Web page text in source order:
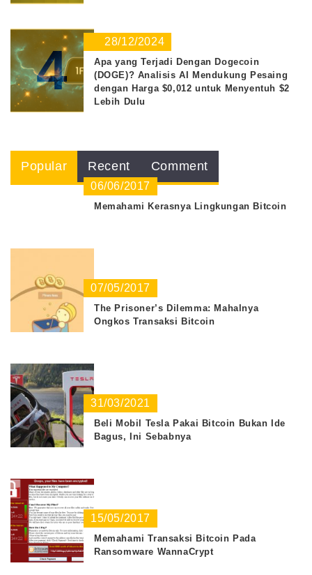
4 28/12/2024
Apa yang Terjadi Dengan Dogecoin
(DOGE)? Analisis AI Mendukung Pesaing
dengan Harga $0,012 untuk Menyentuh $2
Lebih Dulu
Popular Recent Comment
06/06/2017
Memahami Kerasnya Lingkungan Bitcoin
07/05/2017
The Prisoner’s Dilemma: Mahalnya
Ongkos Transaksi Bitcoin
31/03/2021
Beli Mobil Tesla Pakai Bitcoin Bukan Ide
Bagus, Ini Sebabnya
15/05/2017
Memahami Transaksi Bitcoin Pada
Ransomware WannaCrypt